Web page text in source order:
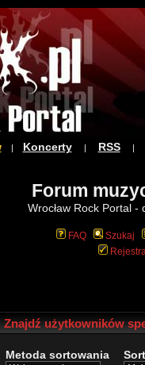
| Koncerty| RSS|
Forum
Wrocław Rock Portal -
FAQ Szukaj
Znajdź użytkowników
Metoda sortowania